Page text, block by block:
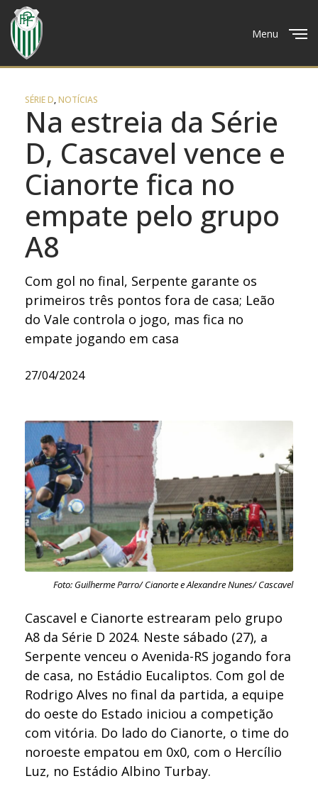
Menu
SÉRIE D,NOTÍCIAS
Na estreia da Série
D, Cascavel vence e
Cianorte fica no
empate pelo grupo
A8
Com gol no final, Serpente garante os
primeiros três pontos fora de casa; Leão
do Vale controla o jogo, mas fica no
empate jogando em casa
27/04/2024
Foto: Guilherme Parro/ Cianorte e Alexandre Nunes/ Cascavel
Cascavel e Cianorte estrearam pelo grupo
A8 da Série D 2024. Neste sábado (27), a
Serpente venceu o Avenida-RS jogando fora
de casa, no Estádio Eucaliptos. Com gol de
Rodrigo Alves no final da partida, a equipe
do oeste do Estado iniciou a competição
com vitória. Do lado do Cianorte, o time do
noroeste empatou em 0x0, com o Hercílio
Luz, no Estádio Albino Turbay.